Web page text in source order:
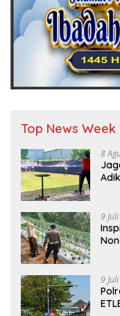
Top News Week
8
9
9